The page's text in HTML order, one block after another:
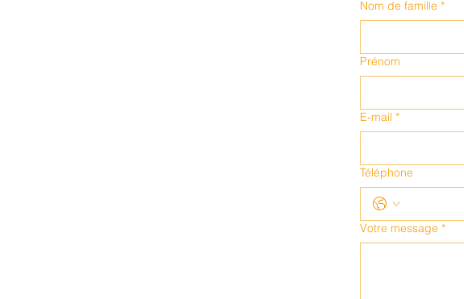
Nom de famille *
Prénom
E‑mail *
Téléphone
Votre message *